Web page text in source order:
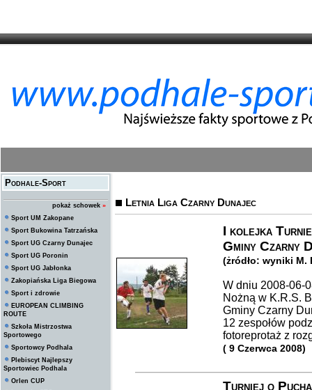
Podhale-Sport
pokaż schowek »
Sport UM Zakopane
Sport Bukowina Tatrzańska
Sport UG Czarny Dunajec
Sport UG Poronin
Sport UG Jabłonka
Zakopiańska Liga Biegowa
Sport i zdrowie
EUROPEAN CLIMBING
ROUTE
Szkoła Mistrzostwa
Sportowego
Sportowcy Podhala
Plebiscyt Najlepszy
Sportowiec Podhala
Orlen CUP
Letnia Liga Czarny Dunajec
I kolejka
Gminy Czarny
(żródło: wyniki M.
W dniu 2008-06-
Nożną w K.R.S.
Gminy Czarny
12 zespołów
fotoreprotaż z
( 9 Czerwca 2008)
Turniej o